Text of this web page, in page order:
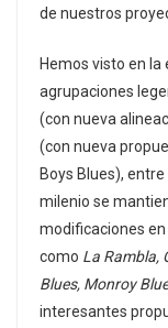
de nuestros
Hemos visto en
agrupaciones
(con nueva
(con nueva
Boys Blues),
milenio se
modificaciones
como La Rambla,
Blues, Monroy
interesantes